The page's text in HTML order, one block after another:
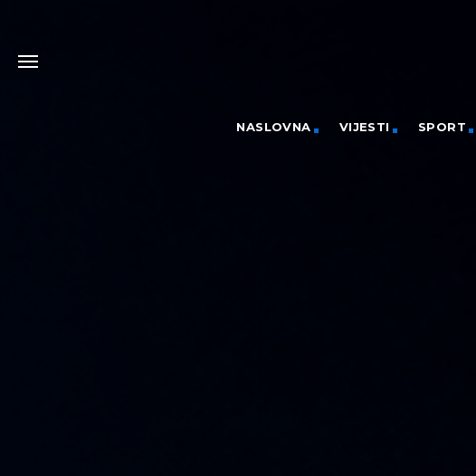
NASLOVNA VIJESTI SPORT